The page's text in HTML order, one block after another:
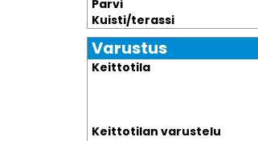
Parvi
Kuisti/terassi
Varustus
Keittotila
Keittotilan varustelu